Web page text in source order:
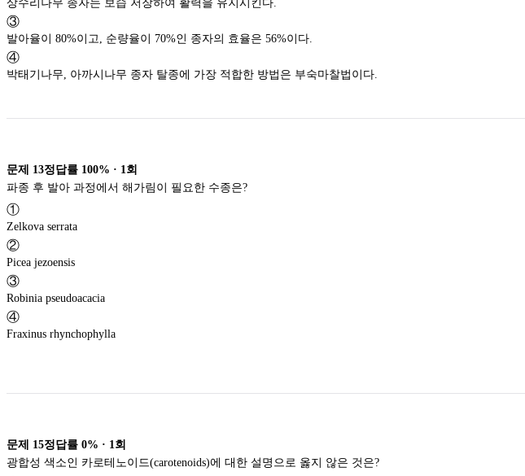
상수리나무 종자는 보습 저장하여 활력을 유지시킨다.
③
발아율이 80%이고, 순량율이 70%인 종자의 효율은 56%이다.
④
박태기나무, 아까시나무 종자 탈종에 가장 적합한 방법은 부숙마찰법이다.
문제 13정답률 100% · 1 회
①
Zelkova serrata
②
Picea jezoensis
③
Robinia pseudoacacia
④
Fraxinus rhynchophylla
문제 15정답률 0% · 1 회